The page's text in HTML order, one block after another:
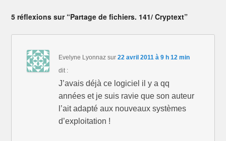
5 réflexions sur “Partage de fichiers. 141/ Cryptext”
Evelyne Lyonnaz sur22 avril 2011 à 9 h 12 min
dit :
J’avais déjà ce logiciel il y a qq
années et je suis ravie que son auteur
l’ait adapté aux nouveaux systèmes
d’exploitation !